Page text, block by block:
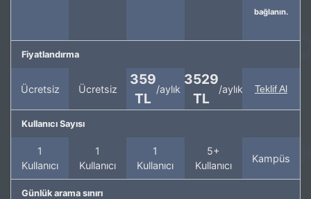
bağlanın.
Fiyatlandırma
Ücretsiz Ücretsiz
359
TL
/aylık
3529
TL
/aylık Teklif Al
Kullanıcı Sayısı
1
Kullanıcı
1
Kullanıcı
1
Kullanıcı
5+
Kullanıcı
Kampüs
Günlük arama sınırı